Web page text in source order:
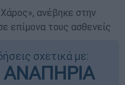
ανέβηκε στην
επίμονα τους ασθενείς
σχετικά με: